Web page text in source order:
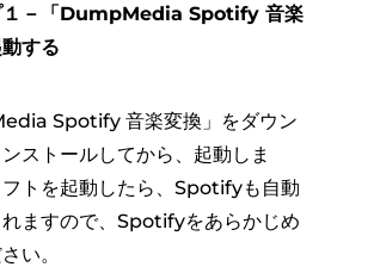
１－「DumpMedia Spotify 音楽
する
Spotify 音楽変換」をダウン
ストールしてから、起動しま
トを起動したら、Spotifyも自動
ますので、Spotifyをあらかじめ
い。